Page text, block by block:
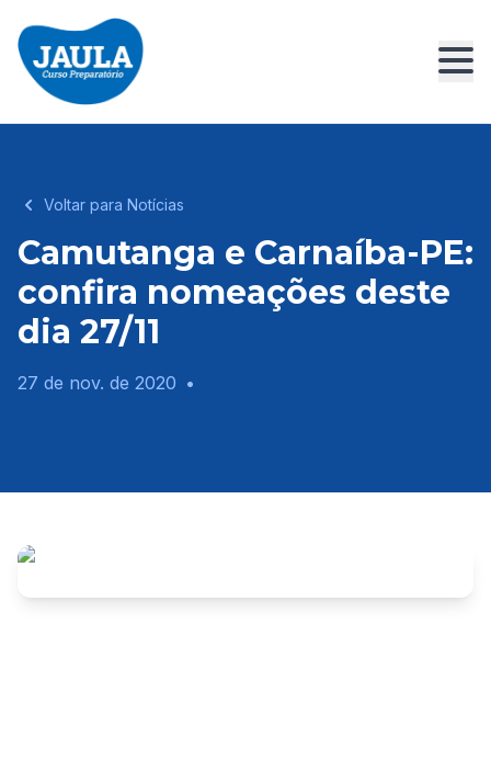
Voltar para Notícias
Camutanga e Carnaíba-PE:
confira nomeações deste
dia 27/11
27 de nov. de 2020 •